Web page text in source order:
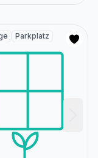
Parkplatz